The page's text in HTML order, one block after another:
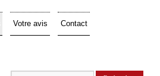
Votre avis Contact